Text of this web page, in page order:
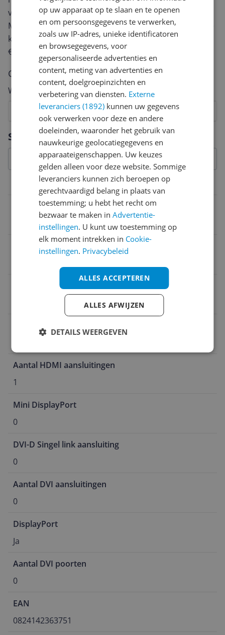
Specificaties
Aansluitingen
DVI-I Dual Link aansluiting
Aantal DisplayPort aansluitingen
Aantal HDMI aansluitingen
1
Mini DisplayPort
0
DVI-D Singel link aansluiting
0
Aantal DVI aansluitingen
0
DisplayPort
Ja
Aantal DVI poorten
0
EAN
0824142363751
van een review gemiddeld tussen de 3 en 10 minuten.
Met jouw mening help je andere bezoekers een betere
keuze te maken én maak je iedere maand kans op
€250,-!
Klik hier voor de actievoorwaarden.
Cijfer
Welk cijfer geef jij dit product?
8
7
6
5
4
3
2
Vraag 1 van 4
op uw apparaat op te slaan en te openen
en om persoonsgegevens te verwerken,
zoals uw IP-adres, unieke identificatoren
en browsegegevens, voor
gepersonaliseerde advertenties en
content, meting van advertenties en
content, doelgroepinzichten en
verbetering van diensten. Externe
leveranciers (1892) kunnen uw gegevens
ook verwerken voor deze en andere
doeleinden, waaronder het gebruik van
nauwkeurige geolocatiegegevens en
apparaateigenschappen. Uw keuzes
gelden alleen voor deze website. Sommige
leveranciers kunnen zich beroepen op
gerechtvaardigd belang in plaats van
toestemming; u hebt het recht om
bezwaar te maken inAdvertentie-
instellingen. U kunt uw toestemming op
elk moment intrekken in Cookie-
instellingen. Privacybeleid
ALLES ACCEPTEREN
ALLES AFWIJZEN
DETAILS WEERGEVEN